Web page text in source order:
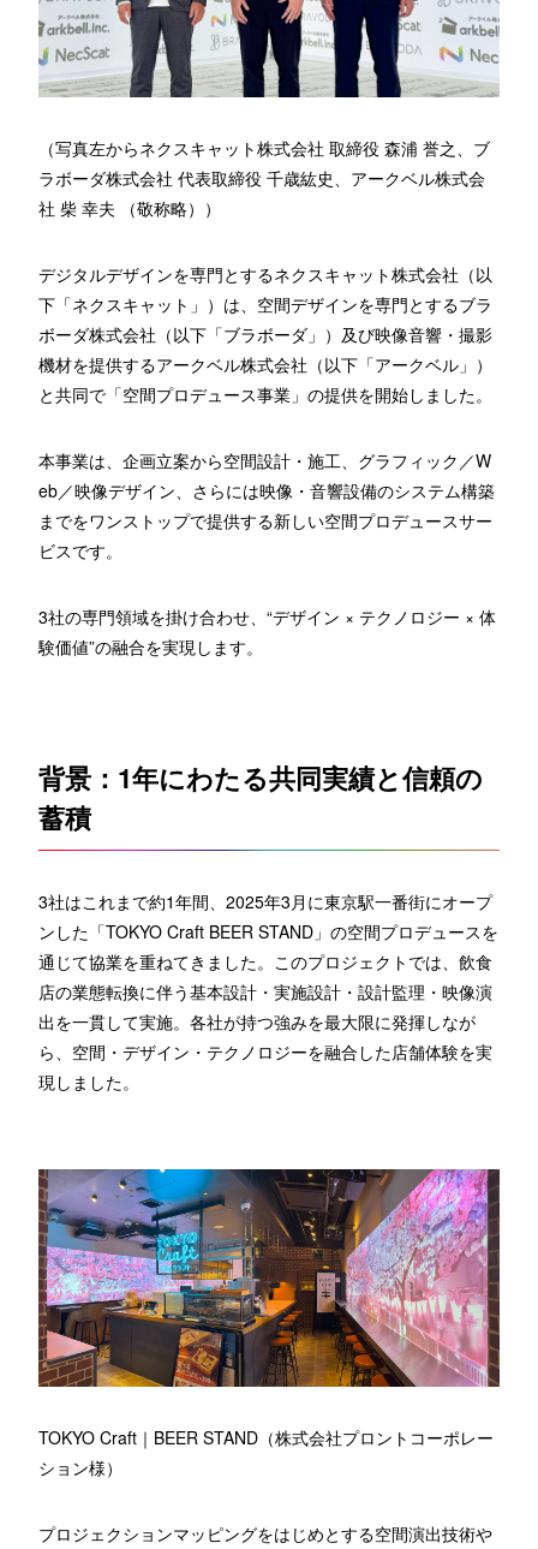
（写真左からネクスキャット株式会社 取締役 森浦 誉之、ブ
ラボーダ株式会社 代表取締役 千歳紘史、アークベル株式会
社 柴 幸夫 （敬称略））
デジタルデザインを専門とするネクスキャット株式会社（以
下「ネクスキャット 」）は、空間デザインを専門とするブラ
ボーダ株式会社（以下「ブラボーダ 」）及び映像音響・撮影
機材を提供するアークベル株式会社（以下「アークベル 」）
と共同で「空間プロデュース事業」の提供を開始しました。
本事業は、企画立案から空間設計・施工、グラフィック／W
eb／映像デザイン、さらには映像・音響設備のシステム構築
までをワンストップで提供する新しい空間プロデュースサー
ビスです。
3社の専門領域を掛け合わせ、“デザイン × テクノロジー × 体
験価値”の融合を実現します。
背景：1年にわたる共同実績と信頼の
蓄積
3社はこれまで約1年間、2025年3月に東京駅一番街にオープ
ンした「TOKYO Craft BEER STAND」の空間プロデュースを
通じて協業を重ねてきました。このプロジェクトでは、飲食
店の業態転換に伴う基本設計・実施設計・設計監理・映像演
出を一貫して実施。各社が持つ強みを最大限に発揮しなが
ら、空間・デザイン・テクノロジーを融合した店舗体験を実
現しました。
TOKYO Craft｜BEER STAND（株式会社プロントコーポレー
ション様）
プロジェクションマッピングをはじめとする空間演出技術や